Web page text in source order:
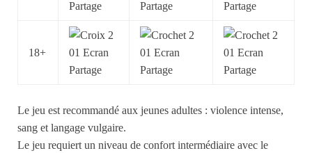
18+
Le jeu est recommandé aux jeunes adultes : violence intense,
sang et langage vulgaire.
Le jeu requiert un niveau de confort intermédiaire avec le